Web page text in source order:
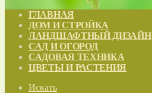
ГЛАВНАЯ
ДОМ И СТРОЙКА
ЛАНДШАФТНЫЙ ДИЗАЙН
САД И ОГОРОД
САДОВАЯ ТЕХНИКА
ЦВЕТЫ И РАСТЕНИЯ
Искать